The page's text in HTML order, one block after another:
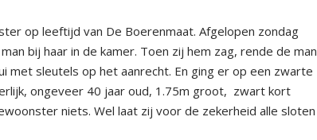
op leeftijd van De Boerenmaat. Afgelopen zondag
bij haar in de kamer. Toen zij hem zag, rende de man
met sleutels op het aanrecht. En ging er op een zwarte
ongeveer 40 jaar oud, 1.75m groot, zwart kort
niets. Wel laat zij voor de zekerheid alle sloten